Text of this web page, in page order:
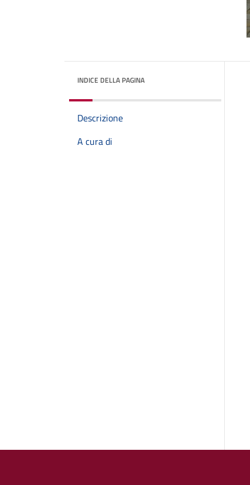
INDICE DELLA PAGINA
Descrizione
A cura di